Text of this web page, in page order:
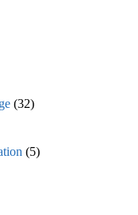
(32)
(5)